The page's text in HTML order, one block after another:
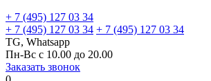
+ 7 (495) 127 03 34
+ 7 (495) 127 03 34 + 7 (495) 127 03 34
TG, Whatsapp
Пн-Вс с 10.00 до 20.00
Заказать звонок